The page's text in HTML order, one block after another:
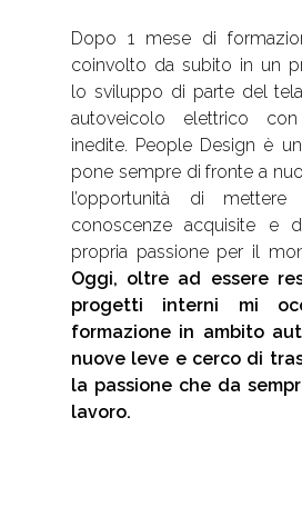
Dopo 1 mese di
coinvolto da subito in un
lo sviluppo di parte del
autoveicolo elettrico con
inedite. People Design è
pone sempre di fronte a
l’opportunità di
conoscenze acquisite e
propria passione per il
Oggi, oltre ad essere
progetti interni mi
formazione in ambito
nuove leve e cerco di
la passione che da
lavoro.